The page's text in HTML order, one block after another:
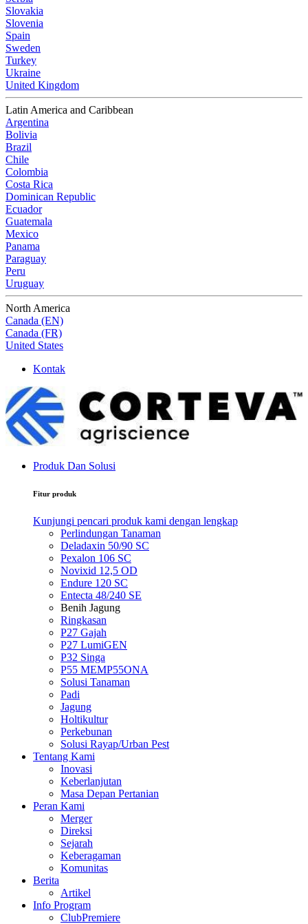
Slovakia
Slovenia
Spain
Sweden
Turkey
Ukraine
United Kingdom
Latin America and Caribbean
Argentina
Bolivia
Brazil
Chile
Colombia
Costa Rica
Dominican Republic
Ecuador
Guatemala
Mexico
Panama
Paraguay
Peru
Uruguay
North America
Canada (EN)
Canada (FR)
United States
Kontak
Produk Dan Solusi
Fitur produk
Kunjungi pencari produk kami dengan lengkap
Perlindungan Tanaman
Deladaxin 50/90 SC
Pexalon 106 SC
Novixid 12,5 OD
Endure 120 SC
Entecta 48/240 SE
Benih Jagung
Ringkasan
P27 Gajah
P27 LumiGEN
P32 Singa
P55 MEMP55ONA
Solusi Tanaman
Padi
Jagung
Holtikultur
Perkebunan
Solusi Rayap/Urban Pest
Tentang Kami
Inovasi
Keberlanjutan
Masa Depan Pertanian
Peran Kami
Merger
Direksi
Sejarah
Keberagaman
Komunitas
Berita
Artikel
Info Program
ClubPremiere